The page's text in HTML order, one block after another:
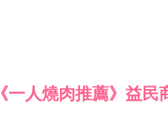
一人燒肉推薦》益民